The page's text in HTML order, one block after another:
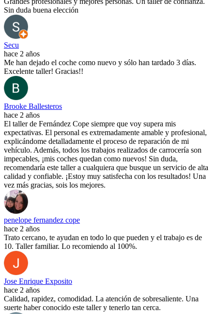
Sin duda buena elección
Secu
hace 2 años
Me han dejado el coche como nuevo y sólo han tardado 3 días.
Excelente taller! Gracias!!
Brooke Ballesteros
hace 2 años
El taller de Fernández Cope siempre que voy supera mis
expectativas. El personal es extremadamente amable y profesional,
explicándome detalladamente el proceso de reparación de mi
vehículo. Además, todos los trabajos realizados de carrocería son
impecables, ¡mis coches quedan como nuevos! Sin duda,
recomendaría este taller a cualquiera que busque un servicio de alta
calidad y confiable. ¡Estoy muy satisfecha con los resultados! Una
vez más gracias, sois los mejores.
penelope fernandez cope
hace 2 años
Trato cercano, te ayudan en todo lo que pueden y el trabajo es de
10. Taller familiar. Lo recomiendo al 100%.
Jose Enrique Exposito
hace 2 años
Calidad, rapidez, comodidad. La atención de sobresaliente. Una
suerte haber conocido este taller y tenerlo tan cerca.